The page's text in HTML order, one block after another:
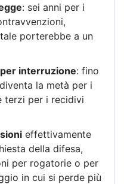
: sei anni per i
porterebbe a un
interruzione: fino
la metà per i
terzi per i recidivi
effettivamente
della difesa,
per rogatorie o per
in cui si perde più